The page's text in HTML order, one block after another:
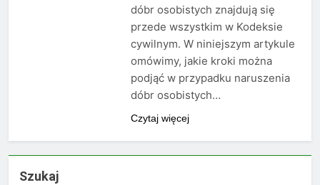
dóbr osobistych znajdują się
przede wszystkim w Kodeksie
cywilnym. W niniejszym artykule
omówimy, jakie kroki można
podjąć w przypadku naruszenia
dóbr osobistych…
Czytaj więcej
Szukaj